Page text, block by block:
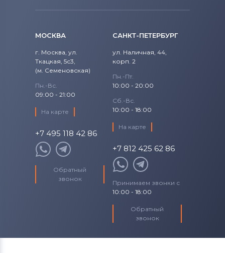
Panasonic
Аккумуляторы для шуруповертов
Универсальный
МОСКВА
г. Москва, ул.
Ткацкая, 5с3,
(м. Семеновская)
Пн.-Вс.
09:00 - 21:00
На карте
+7 495 118 42 86
Обратный
звонок
САНКТ-ПЕТЕРБУРГ
ул. Наличная, 44,
корп. 2
Пн.-Пт.
10:00 - 20:00
Сб.-Вс.
10:00 - 18:00
На карте
+7 812 425 62 86
Принимаем звонки с
10:00 - 18:00
Обратный
звонок